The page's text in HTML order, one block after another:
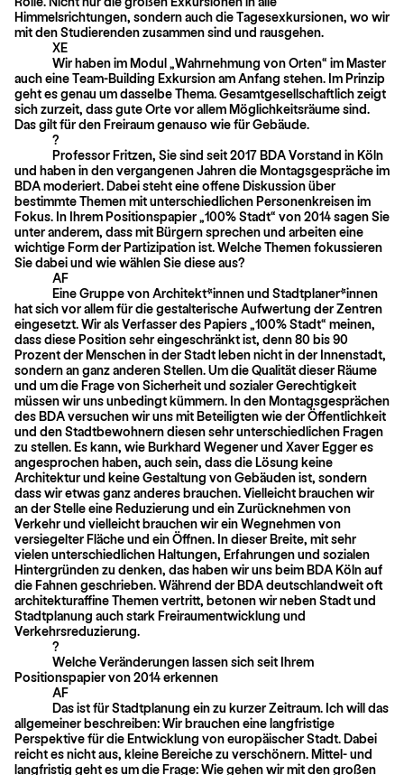
Himmelsrichtungen, sondern auch die Tagesexkursionen, wo wir
mit den Studierenden zusammen sind und rausgehen.
XE
Wir haben im Modul „Wahrnehmung von Orten“ im Master
auch eine Team-Building Exkursion am Anfang stehen. Im Prinzip
geht es genau um dasselbe Thema. Gesamtgesellschaftlich zeigt
sich zurzeit, dass gute Orte vor allem Möglichkeitsräume sind.
Das gilt für den Freiraum genauso wie für Gebäude.
?
Professor Fritzen, Sie sind seit 2017 BDA Vorstand in Köln
und haben in den vergangenen Jahren die Montagsgespräche im
BDA moderiert. Dabei steht eine offene Diskussion über
bestimmte Themen mit unterschiedlichen Personenkreisen im
Fokus. In Ihrem Positionspapier „100% Stadt“ von 2014 sagen Sie
unter anderem, dass mit Bürgern sprechen und arbeiten eine
wichtige Form der Partizipation ist. Welche Themen fokussieren
Sie dabei und wie wählen Sie diese aus?
AF
Eine Gruppe von Architekt*innen und Stadtplaner*innen
hat sich vor allem für die gestalterische Aufwertung der Zentren
eingesetzt. Wir als Verfasser des Papiers „100% Stadt“ meinen,
dass diese Position sehr eingeschränkt ist, denn 80 bis 90
Prozent der Menschen in der Stadt leben nicht in der Innenstadt,
sondern an ganz anderen Stellen. Um die Qualität dieser Räume
und um die Frage von Sicherheit und sozialer Gerechtigkeit
müssen wir uns unbedingt kümmern. In den Montagsgesprächen
des BDA versuchen wir uns mit Beteiligten wie der Öffentlichkeit
und den Stadt­bewohnern diesen sehr unterschiedlichen Fragen
zu stellen. Es kann, wie Burkhard Wegener und Xaver Egger es
angesprochen haben, auch sein, dass die Lösung keine
Architektur und keine Gestaltung von Gebäuden ist, sondern
dass wir etwas ganz anderes brauchen. Vielleicht brauchen wir
an der Stelle eine Re­duzierung und ein Zurücknehmen von
Verkehr und vielleicht brauchen wir ein Weg­nehmen von
versiegelter Fläche und ein Öffnen. In dieser Breite, mit sehr
vielen unterschied­lichen Haltungen, Erfahrungen und sozialen
Hintergründen zu denken, das haben wir uns beim BDA Köln auf
die Fahnen geschrieben. Während der BDA deutschlandweit oft
architekturaffine Themen vertritt, betonen wir neben Stadt und
Stadtplanung auch stark Freiraumentwicklung und
Verkehrsreduzierung.
?
Welche Veränderungen lassen sich seit Ihrem
Positionspapier von 2014 erkennen
AF
Das ist für Stadtplanung ein zu kurzer Zeitraum. Ich will das
allgemeiner beschreiben: Wir brauchen eine langfristige
Perspektive für die Entwicklung von europä­ischer Stadt. Dabei
reicht es nicht aus, kleine Bereiche zu verschönern. Mittel- und
langfristig geht es um die Frage: Wie gehen wir mit den großen